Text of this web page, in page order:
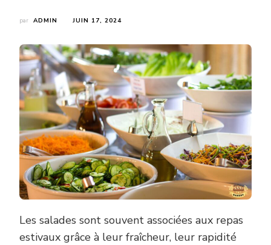
par ADMIN JUIN 17, 2024
Les salades sont souvent associées aux repas
estivaux grâce à leur fraîcheur, leur rapidité